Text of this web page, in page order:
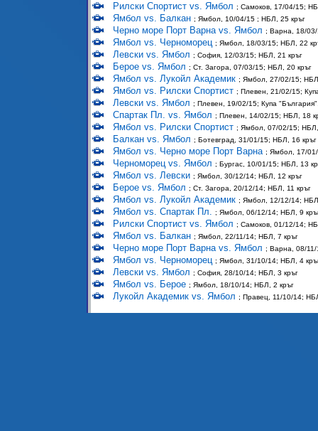
Рилски Спортист vs. Ямбол ; Самоков, 17/04/15;
Ямбол vs. Балкан ; Ямбол, 10/04/15 ; НБЛ, 25 кръг
Черно море Порт Варна vs. Ямбол ; Варна, 18/
Ямбол vs. Черноморец ; Ямбол, 18/03/15; НБЛ, 22
Левски vs. Ямбол ; София, 12/03/15; НБЛ, 21 кръг
Берое vs. Ямбол ; Ст. Загора, 07/03/15; НБЛ, 20 кръг
Ямбол vs. Лукойл Академик ; Ямбол, 27/02/15;
Ямбол vs. Рилски Спортист ; Плевен, 21/02/15;
Левски vs. Ямбол ; Плевен, 19/02/15; Купа
Спартак Пл. vs. Ямбол ; Плевен, 14/02/15; НБЛ, 18
Ямбол vs. Рилски Спортист ; Ямбол, 07/02/15; НБЛ,
Балкан vs. Ямбол ; Ботевград, 31/01/15; НБЛ, 16 кръг
Ямбол vs. Черно море Порт Варна ; Ямбол, 17/
Черноморец vs. Ямбол ; Бургас, 10/01/15; НБЛ, 13
Ямбол vs. Левски ; Ямбол, 30/12/14; НБЛ, 12 кръг
Берое vs. Ямбол ; Ст. Загора, 20/12/14; НБЛ, 11 кръг
Ямбол vs. Лукойл Академик ; Ямбол, 12/12/14;
Ямбол vs. Спартак Пл. ; Ямбол, 06/12/14; НБЛ, 9
Рилски Спортист vs. Ямбол ; Самоков, 01/12/14;
Ямбол vs. Балкан ; Ямбол, 22/11/14; НБЛ, 7 кръг
Черно море Порт Варна vs. Ямбол ; Варна, 08/
Ямбол vs. Черноморец ; Ямбол, 31/10/14; НБЛ, 4
Левски vs. Ямбол ; София, 28/10/14; НБЛ, 3 кръг
Ямбол vs. Берое ; Ямбол, 18/10/14; НБЛ, 2 кръг
Лукойл Академик vs. Ямбол ; Правец, 11/10/14;